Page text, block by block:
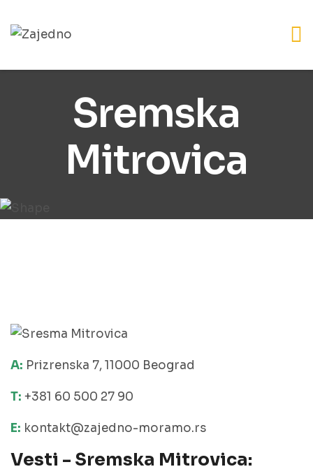
Sremska
Mitrovica
A: Prizrenska 7, 11000 Beograd
T: +381 60 500 27 90
E: kontakt@zajedno-moramo.rs
Vesti - Sremska Mitrovica: